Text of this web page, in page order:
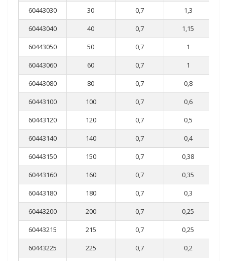
60443030 30 0,7
1,3
60443040
40 0,7
1,15
60443050
50 0,7
1
60443060
60 0,7
1
60443080
80 0,7
0,8
60443100
100 0,7
0,6
60443120
120 0,7
0,5
60443140
140 0,7
0,4
60443150
150 0,7
0,38
60443160
160 0,7
0,35
60443180
180 0,7
0,3
60443200
200 0,7
0,25
60443215
215 0,7
0,25
60443225
225 0,7
0,2